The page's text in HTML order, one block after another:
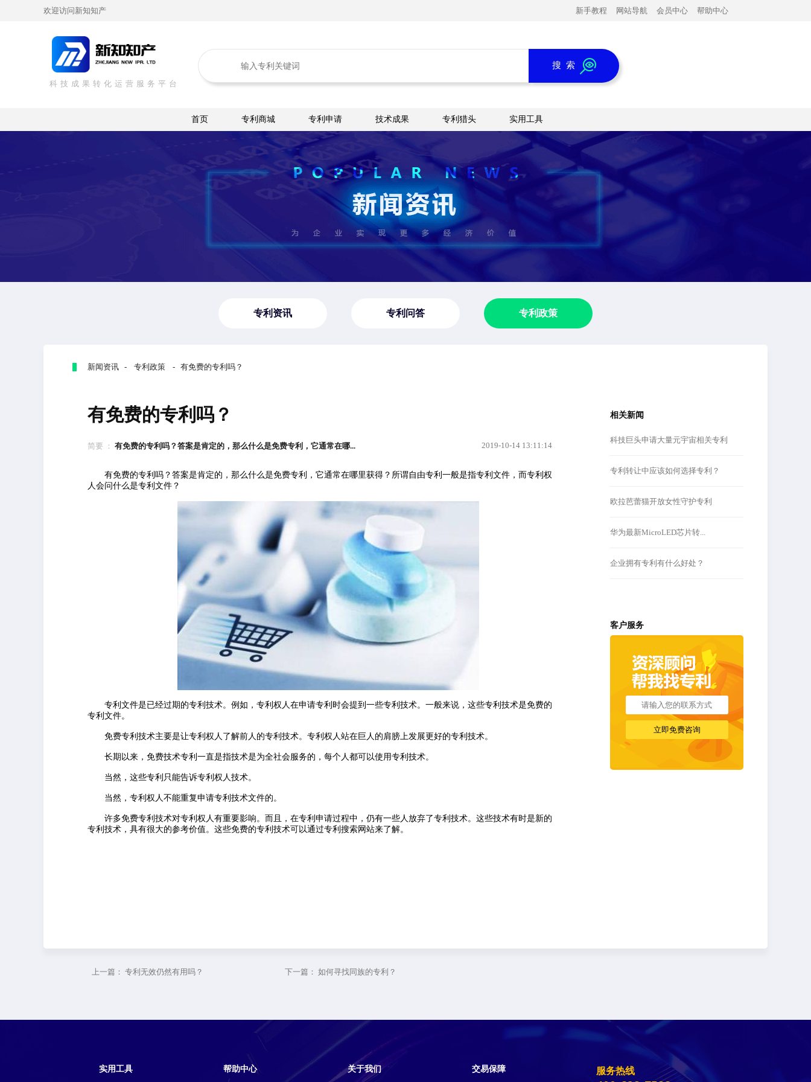
欢迎访问新知知产 新手教程 网站导航 会员中心 帮助中心
科技成果转化运营服务平台
搜 索
首页 专利商城 专利申请 技术成果 专利猎头 实用工具
专利资讯 专利问答 专利政策
新闻资讯 - 专利政策 - 有免费的专利吗？
有免费的专利吗？
简要 ： 有免费的专利吗？答案是肯定的，那么什么是免费专利，它通常在哪... 2019-10-14 13:11:14
有免费的专利吗？答案是肯定的，那么什么是免费专利，它通常在哪里获得？所谓自由专利一般是指专利文件，而专利权
人会问什么是专利文件？
专利文件是已经过期的专利技术。例如，专利权人在申请专利时会提到一些专利技术。一般来说，这些专利技术是免费的
专利文件。
免费专利技术主要是让专利权人了解前人的专利技术。专利权人站在巨人的肩膀上发展更好的专利技术。
长期以来，免费技术专利一直是指技术是为全社会服务的，每个人都可以使用专利技术。
当然，这些专利只能告诉专利权人技术。
当然，专利权人不能重复申请专利技术文件的。
许多免费专利技术对专利权人有重要影响。而且，在专利申请过程中，仍有一些人放弃了专利技术。这些技术有时是新的
专利技术，具有很大的参考价值。这些免费的专利技术可以通过专利搜索网站来了解。
相关新闻
科技巨头申请大量元宇宙相关专利
专利转让中应该如何选择专利？
欧拉芭蕾猫开放女性守护专利
华为最新MicroLED芯片转...
企业拥有专利有什么好处？
客户服务
上一篇： 专利无效仍然有用吗？ 下一篇： 如何寻找同族的专利？
实用工具 帮助中心 关于我们 交易保障 服务热线